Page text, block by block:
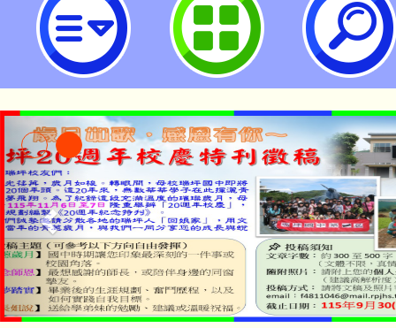
「本色祭」8/29、30在